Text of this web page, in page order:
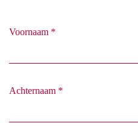
Voornaam *
Achternaam *